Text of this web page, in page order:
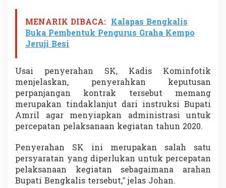
MENARIK DIBACA: Kalapas Bengkalis
Buka Pembentuk Pengurus Graha Kempo
Jeruji Besi
Usai penyerahan SK, Kadis Kominfotik
menjelaskan, penyerahkan keputusan
perpanjangan kontrak tersebut memang
merupakan tindaklanjut dari instruksi Bupati
Amril agar menyiapkan administrasi untuk
percepatan pelaksanaan kegiatan tahun 2020.
Penyerahan SK ini merupakan salah satu
persyaratan yang diperlukan untuk percepatan
pelaksanaan kegiatan sebagaimana arahan
Bupati Bengkalis tersebut,” jelas Johan.